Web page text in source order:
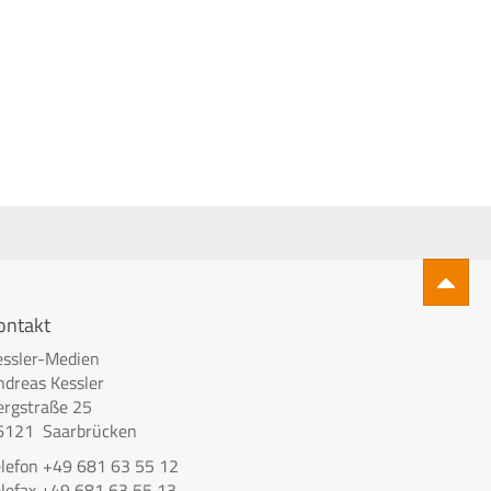
Medien
Kessler
25
Saarbrücken
+49 681 63 55 12